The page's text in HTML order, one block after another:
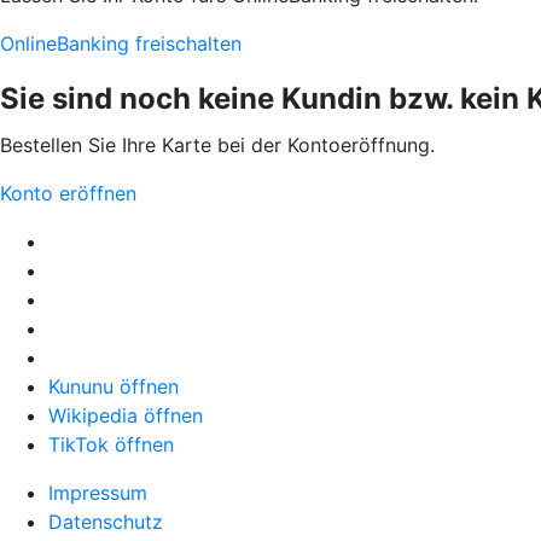
OnlineBanking freischalten
Sie sind noch keine Kundin bzw. kein
Bestellen Sie Ihre Karte bei der Kontoeröffnung.
Konto eröffnen
Kununu öffnen
Wikipedia öffnen
TikTok öffnen
Impressum
Datenschutz